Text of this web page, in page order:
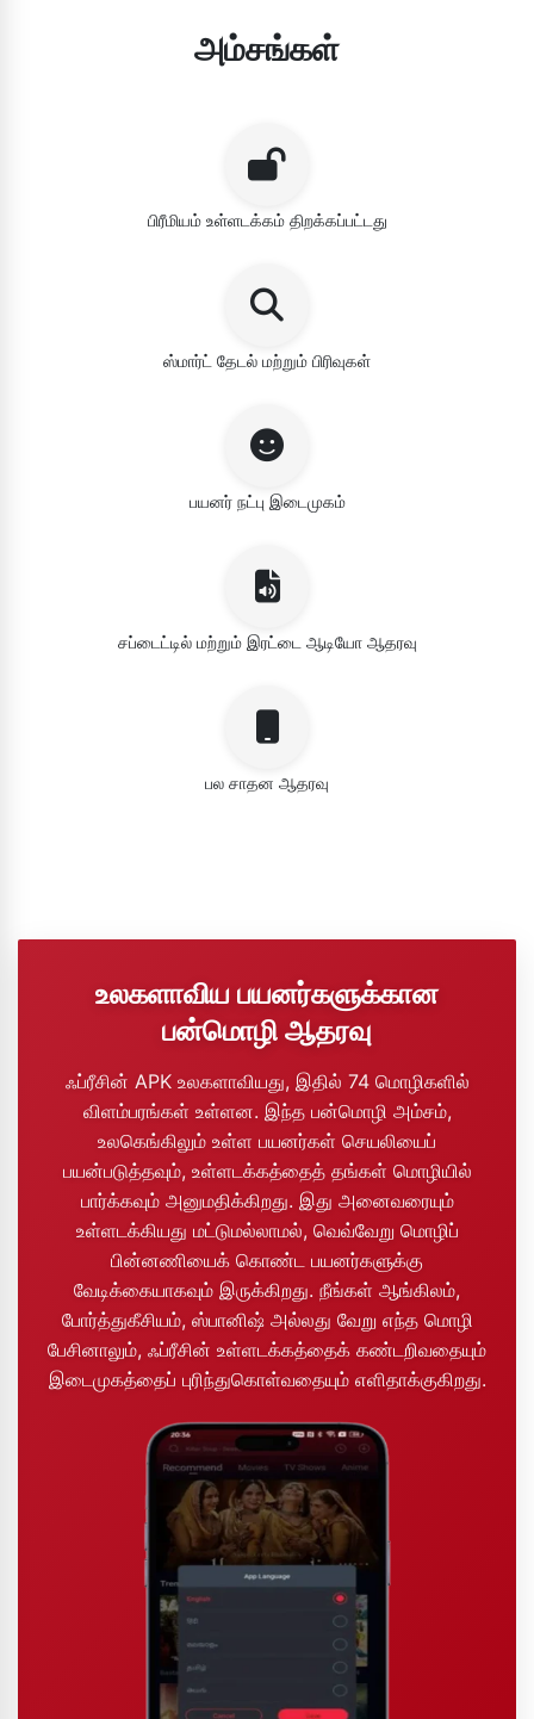
அம்சங்கள்
பிரீமியம் உள்ளடக்கம் திறக்கப்பட்டது
ஸ்மார்ட் தேடல் மற்றும் பிரிவுகள்
பயனர் நட்பு இடைமுகம்
சப்டைட்டில் மற்றும் இரட்டை ஆடியோ ஆதரவு
பல சாதன ஆதரவு
உலகளாவிய பயனர்களுக்கான
பன்மொழி ஆதரவு
ஃப்ரீசின் APK உலகளாவியது, இதில் 74 மொழிகளில்
விளம்பரங்கள் உள்ளன. இந்த பன்மொழி அம்சம்,
உலகெங்கிலும் உள்ள பயனர்கள் செயலியைப்
பயன்படுத்தவும், உள்ளடக்கத்தைத் தங்கள் மொழியில்
பார்க்கவும் அனுமதிக்கிறது. இது அனைவரையும்
உள்ளடக்கியது மட்டுமல்லாமல், வெவ்வேறு மொழிப்
பின்னணியைக் கொண்ட பயனர்களுக்கு
வேடிக்கையாகவும் இருக்கிறது. நீங்கள் ஆங்கிலம்,
போர்த்துகீசியம், ஸ்பானிஷ் அல்லது வேறு எந்த மொழி
பேசினாலும், ஃப்ரீசின் உள்ளடக்கத்தைக் கண்டறிவதையும்
இடைமுகத்தைப் புரிந்துகொள்வதையும் எளிதாக்குகிறது.